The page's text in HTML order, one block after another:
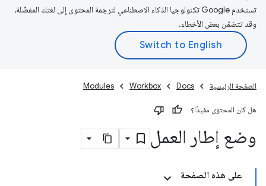
تستخدم Google تكنولوجيا الذكاء الاصطناعي لترجمة المحتوى إلى لغتك المفضّلة،
وقد تتضمّن بعض الأخطاء.
الصفحة الرئيسية Docs
Workbox
Modules
هل كان المحتوى مفيدًا؟
وضع إطار العمل
على هذه الصفحة